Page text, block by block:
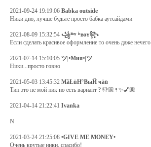
2021-09-24 19:19:06 Babka outside
Ники дно, лучше будьте просто бабка аутсайдами
2021-08-09 15:32:54 ꧁ᴮᵒʸ ⁱˢʙᴏʏ꧂
Если сделать красивое оформление то очень даже нечего
2021-07-14 15:10:05 ツ|•Мия•|ツ
Ники...просто говно
2021-05-03 13:45:32 MãŁüH°BыЙ чäū
Тип это не мой ник но есть вариант ? 💆🏼♀✨💅🏾
2021-04-14 21:22:41 Ivanka
N
2021-03-24 21:25:08 •GIVE ME MONEY•
Oчень крутые ники, спасибо!